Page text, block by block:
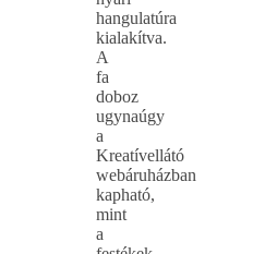
hangulatúra
kialakítva.
A
fa
doboz
ugynaúgy
a
Kreatívellátó
webáruházban
kapható,
mint
a